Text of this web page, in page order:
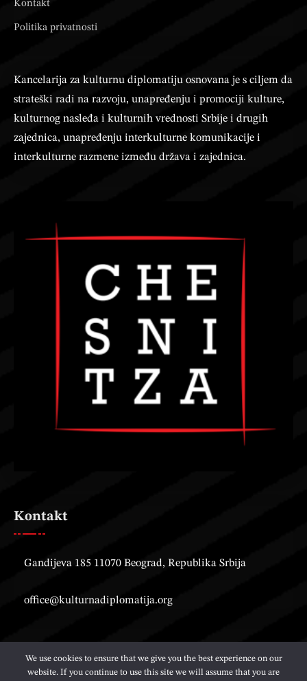
Kontakt
Politika privatnosti
Kancelarija za kulturnu diplomatiju osnovana je s ciljem da
strateški radi na razvoju, unapređenju i promociji kulture,
kulturnog nasleđa i kulturnih vrednosti Srbije i drugih
zajednica, unapređenju interkulturne komunikacije i
interkulturne razmene između država i zajednica.
Kontakt
Gandijeva 185 11070 Beograd, Republika Srbija
office@kulturnadiplomatija.org
We use cookies to ensure that we give you the best experience on our
website. If you continue to use this site we will assume that you are